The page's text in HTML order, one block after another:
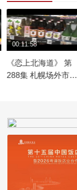
《恋上北海道》 第
288集 札幌场外市场
00:11:58